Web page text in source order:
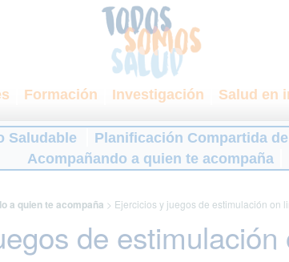
Formación Investigación Salud en
Saludable Planificación Compartida
Acompañando a quien te acompaña
a quien te acompaña > Ejercicios y juegos de estimulación on
de estimulación